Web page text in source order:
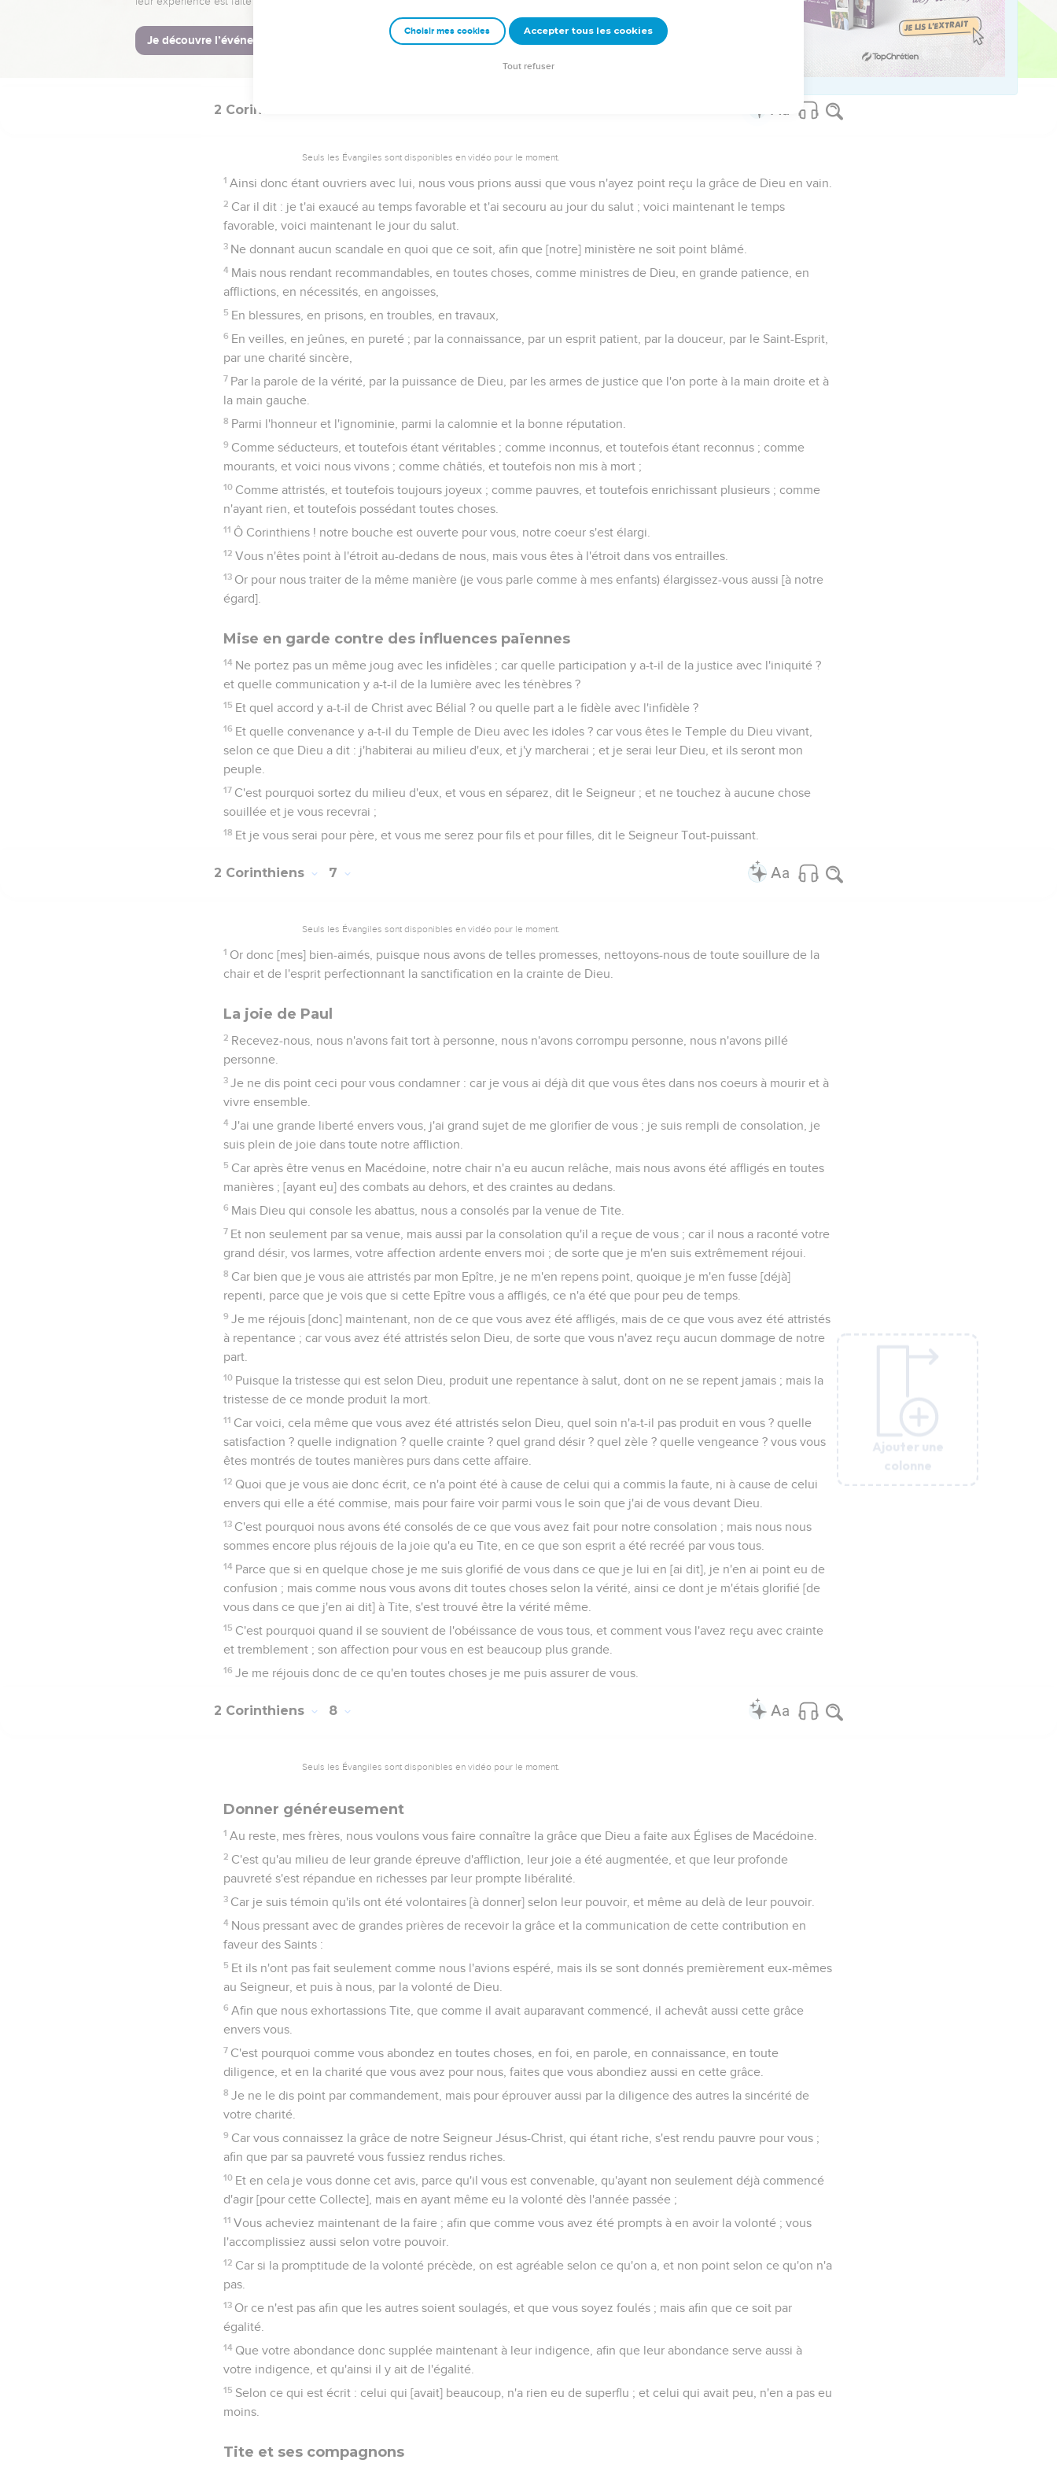
nous [vous] supplions [donc] pour [l'amour] de Christ, de vous réconcilier avec Dieu.
21 Car il a fait celui qui n'a point connu de péché, [être] péché pour nous, afin que nous fussions justice de Dieu
Ajouter une
colonne
2 Corinthiens
Seuls les Évangiles sont disponibles en vidéo pour le moment.
1 Ainsi donc étant ouvriers avec lui, nous vous prions aussi que vous n'ayez point reçu la grâce de Dieu en vain.
2 Car il dit : je t'ai exaucé au temps favorable et t'ai secouru au jour du salut ; voici maintenant le temps
favorable, voici maintenant le jour du salut.
3 Ne donnant aucun scandale en quoi que ce soit, afin que [notre] ministère ne soit point blâmé.
4 Mais nous rendant recommandables, en toutes choses, comme ministres de Dieu, en grande patience, en
afflictions, en nécessités, en angoisses,
5 En blessures, en prisons, en troubles, en travaux,
6 En veilles, en jeûnes, en pureté ; par la connaissance, par un esprit patient, par la douceur, par le Saint-Esprit,
par une charité sincère,
7 Par la parole de la vérité, par la puissance de Dieu, par les armes de justice que l'on porte à la main droite et à
la main gauche.
8 Parmi l'honneur et l'ignominie, parmi la calomnie et la bonne réputation.
9 Comme séducteurs, et toutefois étant véritables ; comme inconnus, et toutefois étant reconnus ; comme
mourants, et voici nous vivons ; comme châtiés, et toutefois non mis à mort ;
10 Comme attristés, et toutefois toujours joyeux ; comme pauvres, et toutefois enrichissant plusieurs ; comme
n'ayant rien, et toutefois possédant toutes choses.
11 Ô Corinthiens ! notre bouche est ouverte pour vous, notre coeur s'est élargi.
12 Vous n'êtes point à l'étroit au-dedans de nous, mais vous êtes à l'étroit dans vos entrailles.
13 Or pour nous traiter de la même manière (je vous parle comme à mes enfants) élargissez-vous aussi [à notre
égard].
Mise en garde contre des influences païennes
14 Ne portez pas un même joug avec les infidèles ; car quelle participation y a-t-il de la justice avec l'iniquité ?
et quelle communication y a-t-il de la lumière avec les ténèbres ?
15 Et quel accord y a-t-il de Christ avec Bélial ? ou quelle part a le fidèle avec l'infidèle ?
16 Et quelle convenance y a-t-il du Temple de Dieu avec les idoles ? car vous êtes le Temple du Dieu vivant,
selon ce que Dieu a dit : j'habiterai au milieu d'eux, et j'y marcherai ; et je serai leur Dieu, et ils seront mon
peuple.
17 C'est pourquoi sortez du milieu d'eux, et vous en séparez, dit le Seigneur ; et ne touchez à aucune chose
souillée et je vous recevrai ;
18 Et je vous serai pour père, et vous me serez pour fils et pour filles, dit le Seigneur Tout-puissant.
Ajouter une
colonne
2 Corinthiens 7
Seuls les Évangiles sont disponibles en vidéo pour le moment.
1 Or donc [mes] bien-aimés, puisque nous avons de telles promesses, nettoyons-nous de toute souillure de la
chair et de l'esprit perfectionnant la sanctification en la crainte de Dieu.
La joie de Paul
2 Recevez-nous, nous n'avons fait tort à personne, nous n'avons corrompu personne, nous n'avons pillé
personne.
3 Je ne dis point ceci pour vous condamner : car je vous ai déjà dit que vous êtes dans nos coeurs à mourir et à
vivre ensemble.
4 J'ai une grande liberté envers vous, j'ai grand sujet de me glorifier de vous ; je suis rempli de consolation, je
suis plein de joie dans toute notre affliction.
5 Car après être venus en Macédoine, notre chair n'a eu aucun relâche, mais nous avons été affligés en toutes
manières ; [ayant eu] des combats au dehors, et des craintes au dedans.
6 Mais Dieu qui console les abattus, nous a consolés par la venue de Tite.
7 Et non seulement par sa venue, mais aussi par la consolation qu'il a reçue de vous ; car il nous a raconté votre
grand désir, vos larmes, votre affection ardente envers moi ; de sorte que je m'en suis extrêmement réjoui.
8 Car bien que je vous aie attristés par mon Epître, je ne m'en repens point, quoique je m'en fusse [déjà]
repenti, parce que je vois que si cette Epître vous a affligés, ce n'a été que pour peu de temps.
9 Je me réjouis [donc] maintenant, non de ce que vous avez été affligés, mais de ce que vous avez été attristés
à repentance ; car vous avez été attristés selon Dieu, de sorte que vous n'avez reçu aucun dommage de notre
part.
10 Puisque la tristesse qui est selon Dieu, produit une repentance à salut, dont on ne se repent jamais ; mais la
tristesse de ce monde produit la mort.
11 Car voici, cela même que vous avez été attristés selon Dieu, quel soin n'a-t-il pas produit en vous ? quelle
satisfaction ? quelle indignation ? quelle crainte ? quel grand désir ? quel zèle ? quelle vengeance ? vous vous
êtes montrés de toutes manières purs dans cette affaire.
12 Quoi que je vous aie donc écrit, ce n'a point été à cause de celui qui a commis la faute, ni à cause de celui
envers qui elle a été commise, mais pour faire voir parmi vous le soin que j'ai de vous devant Dieu.
13 C'est pourquoi nous avons été consolés de ce que vous avez fait pour notre consolation ; mais nous nous
sommes encore plus réjouis de la joie qu'a eu Tite, en ce que son esprit a été recréé par vous tous.
14 Parce que si en quelque chose je me suis glorifié de vous dans ce que je lui en [ai dit], je n'en ai point eu de
confusion ; mais comme nous vous avons dit toutes choses selon la vérité, ainsi ce dont je m'étais glorifié [de
vous dans ce que j'en ai dit] à Tite, s'est trouvé être la vérité même.
15 C'est pourquoi quand il se souvient de l'obéissance de vous tous, et comment vous l'avez reçu avec crainte
et tremblement ; son affection pour vous en est beaucoup plus grande.
16 Je me réjouis donc de ce qu'en toutes choses je me puis assurer de vous.
Ajouter une
colonne
2 Corinthiens 8
Seuls les Évangiles sont disponibles en vidéo pour le moment.
Donner généreusement
1 Au reste, mes frères, nous voulons vous faire connaître la grâce que Dieu a faite aux Églises de Macédoine.
2 C'est qu'au milieu de leur grande épreuve d'affliction, leur joie a été augmentée, et que leur profonde
pauvreté s'est répandue en richesses par leur prompte libéralité.
3 Car je suis témoin qu'ils ont été volontaires [à donner] selon leur pouvoir, et même au delà de leur pouvoir.
4 Nous pressant avec de grandes prières de recevoir la grâce et la communication de cette contribution en
faveur des Saints :
5 Et ils n'ont pas fait seulement comme nous l'avions espéré, mais ils se sont donnés premièrement eux-mêmes
au Seigneur, et puis à nous, par la volonté de Dieu.
6 Afin que nous exhortassions Tite, que comme il avait auparavant commencé, il achevât aussi cette grâce
envers vous.
7 C'est pourquoi comme vous abondez en toutes choses, en foi, en parole, en connaissance, en toute
diligence, et en la charité que vous avez pour nous, faites que vous abondiez aussi en cette grâce.
8 Je ne le dis point par commandement, mais pour éprouver aussi par la diligence des autres la sincérité de
votre charité.
9 Car vous connaissez la grâce de notre Seigneur Jésus-Christ, qui étant riche, s'est rendu pauvre pour vous ;
afin que par sa pauvreté vous fussiez rendus riches.
10 Et en cela je vous donne cet avis, parce qu'il vous est convenable, qu'ayant non seulement déjà commencé
d'agir [pour cette Collecte], mais en ayant même eu la volonté dès l'année passée ;
11 Vous acheviez maintenant de la faire ; afin que comme vous avez été prompts à en avoir la volonté ; vous
l'accomplissiez aussi selon votre pouvoir.
12 Car si la promptitude de la volonté précède, on est agréable selon ce qu'on a, et non point selon ce qu'on n'a
pas.
13 Or ce n'est pas afin que les autres soient soulagés, et que vous soyez foulés ; mais afin que ce soit par
égalité.
14 Que votre abondance donc supplée maintenant à leur indigence, afin que leur abondance serve aussi à
votre indigence, et qu'ainsi il y ait de l'égalité.
15 Selon ce qui est écrit : celui qui [avait] beaucoup, n'a rien eu de superflu ; et celui qui avait peu, n'en a pas eu
moins.
Tite et ses compagnons
Ajouter une
colonne
Ajouter une
colonne
Ajouter une
colonne
Ajouter une
colonne
Choisir mes cookies Accepter tous les cookies
Tout refuser